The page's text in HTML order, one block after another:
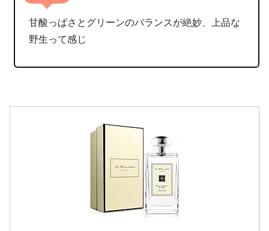
甘酸っぱさとグリーンのバランスが絶妙、上品な
野生って感じ